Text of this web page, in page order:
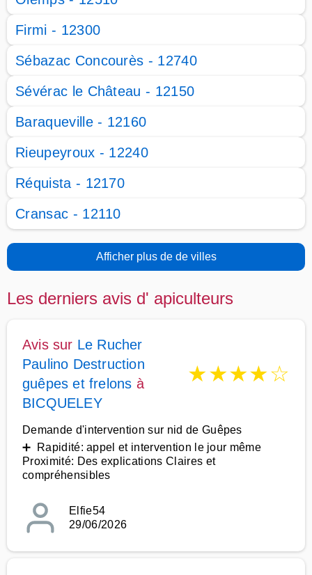
Firmi - 12300
Sébazac Concourès - 12740
Sévérac le Château - 12150
Baraqueville - 12160
Rieupeyroux - 12240
Réquista - 12170
Cransac - 12110
Afficher plus de de villes
Les derniers avis d' apiculteurs
Avis sur Le Rucher
Paulino Destruction
guêpes et frelons à
BICQUELEY
★★★★☆
Demande d'intervention sur nid de Guêpes
➕ Rapidité: appel et intervention le jour même
Proximité: Des explications Claires et
compréhensibles
Elfie54
29/06/2026